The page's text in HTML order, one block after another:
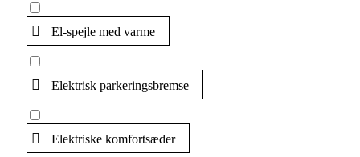
El-spejle med varme
Elektrisk parkeringsbremse
Elektriske komfortsæder